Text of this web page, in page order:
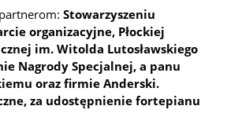
Stowarzyszeniu
organizacyjne, Płockiej
im. Witolda Lutosławskiego
Nagrody Specjalnej, a panu
oraz firmie Anderski.
za udostępnienie fortepianu